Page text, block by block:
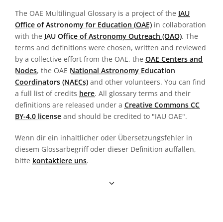
The OAE Multilingual Glossary is a project of the IAU
Office of Astronomy for Education (OAE) in collaboration
with the IAU Office of Astronomy Outreach (OAO). The
terms and definitions were chosen, written and reviewed
by a collective effort from the OAE, the OAE Centers and
Nodes, the OAE National Astronomy Education
Coordinators (NAECs) and other volunteers. You can find
a full list of credits here. All glossary terms and their
definitions are released under a Creative Commons CC
BY-4.0 license and should be credited to "IAU OAE".
Wenn dir ein inhaltlicher oder Übersetzungsfehler in
diesem Glossarbegriff oder dieser Definition auffallen,
bitte kontaktiere uns.